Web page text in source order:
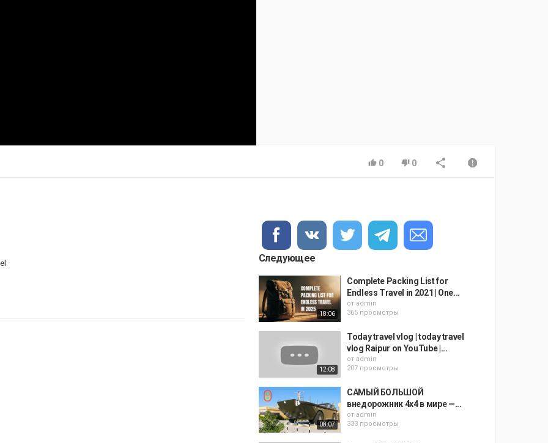
0 0
Следующее
18:06
Complete Packing List for
Endless Travel in 2021 | One...
от admin
365 просмотры
12:08
Today travel vlog | today travel
vlog Raipur on YouTube |...
от admin
207 просмотры
08:07
САМЫЙ БОЛЬШОЙ
внедорожник 4x4 в мире —...
от admin
333 просмотры